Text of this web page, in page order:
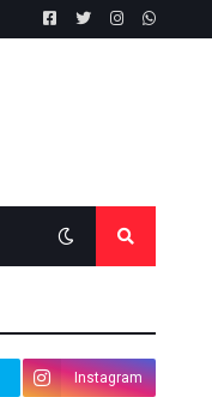
Instagram